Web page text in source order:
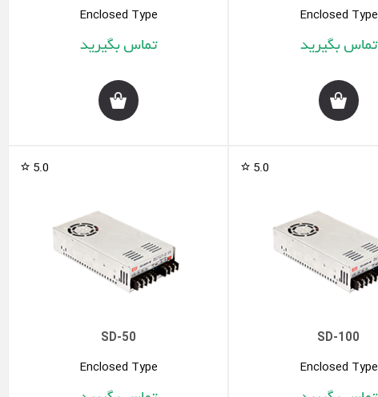
Enclosed Type
Enclosed Type
5.0
SD-100
Enclosed Type
5.0
SD-50
Enclosed Type